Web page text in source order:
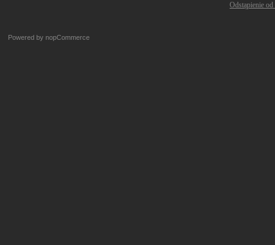
Odstąpienie
Powered by nopCommerce